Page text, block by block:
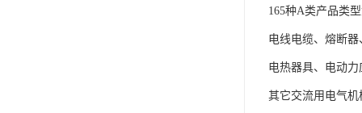
165种A类产品类
电线电缆、熔断
电热器具、电动
其它交流用电气